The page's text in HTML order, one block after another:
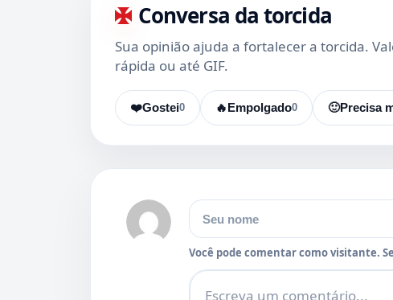
Conversa da torcida
Sua opinião ajuda a fortalecer a torcida.
rápida ou até GIF.
❤️ 0
Gostei 🔥 0
Empolgado 🙂Precisa
Nome
Você pode comentar como visitante.
Comentário